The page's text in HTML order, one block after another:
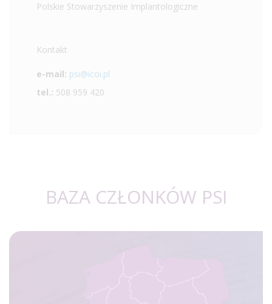
Polskie Stowarzyszenie Implantologiczne
Kontakt
e-mail: psi@icoi.pl
tel.: 508 959 420
BAZA CZŁONKÓW PSI